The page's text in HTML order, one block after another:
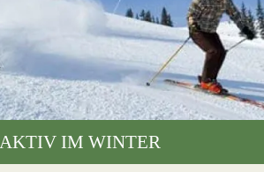
AKTIV IM WINTER